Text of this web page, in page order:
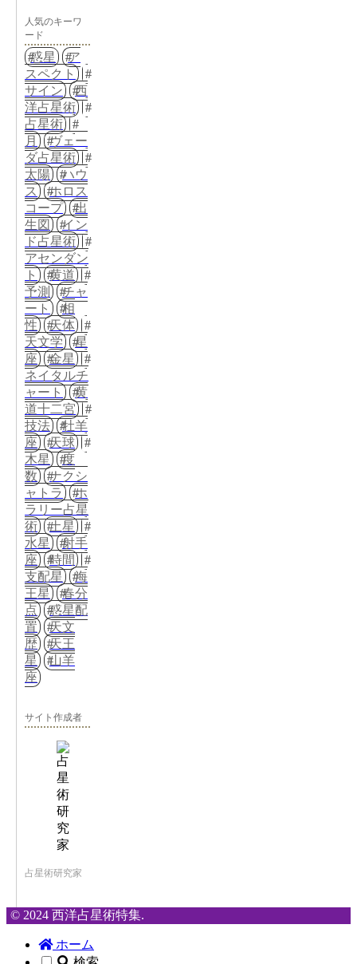
人気のキーワ
ード
惑星
ア
スペクト
サイン
西
洋占星術
占星術
月
ヴェー
ダ占星術
太陽
ハウ
ス
ホロス
コープ
出
生図
イン
ド占星術
アセンダン
ト
黄道
予測
チャ
ート
相
性
天体
天文学
星
座
金星
ネイタルチ
ャート
黄
道十二宮
技法
牡羊
座
天球
木星
度
数
ナクシ
ャトラ
ホ
ラリー占星
術
土星
水星
射手
座
時間
支配星
海
王星
春分
点
惑星配
置
天文
歴
天王
星
山羊
座
サイト作成者
占星術研究家
© 2024 西洋占星術特集.
ホーム